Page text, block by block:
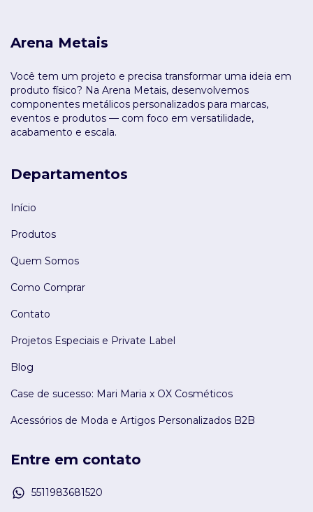
Arena Metais
Você tem um projeto e precisa transformar uma ideia em
produto físico? Na Arena Metais, desenvolvemos
componentes metálicos personalizados para marcas,
eventos e produtos — com foco em versatilidade,
acabamento e escala.
Departamentos
Início
Produtos
Quem Somos
Como Comprar
Contato
Projetos Especiais e Private Label
Blog
Case de sucesso: Mari Maria x OX Cosméticos
Acessórios de Moda e Artigos Personalizados B2B
Entre em contato
5511983681520